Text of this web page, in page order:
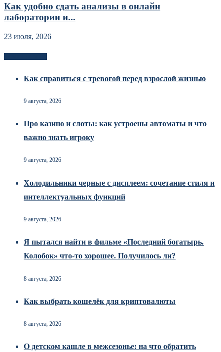
Как удобно сдать анализы в онлайн
лаборатории и...
23 июля, 2026
Как справиться с тревогой перед взрослой жизнью
9 августа, 2026
Про казино и слоты: как устроены автоматы и что
важно знать игроку
9 августа, 2026
Холодильники черные с дисплеем: сочетание стиля и
интеллектуальных функций
9 августа, 2026
Я пытался найти в фильме «Последний богатырь.
Колобок» что-то хорошее. Получилось ли?
8 августа, 2026
Как выбрать кошелёк для криптовалюты
8 августа, 2026
О детском кашле в межсезонье: на что обратить